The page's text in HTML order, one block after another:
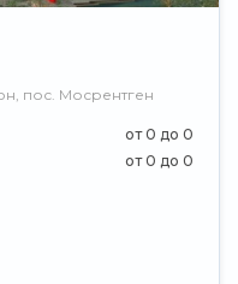
пос. Мосрентген
от 0 до 0
от 0 до 0